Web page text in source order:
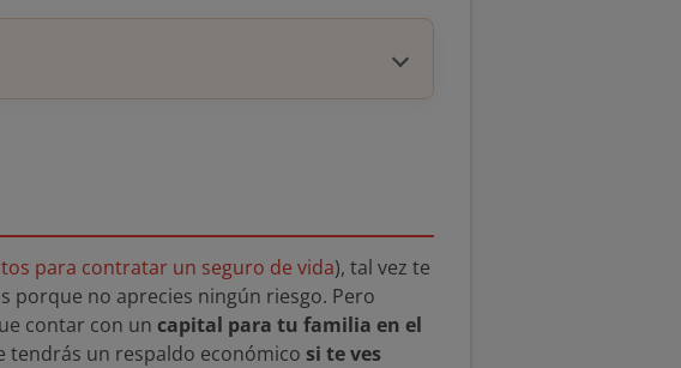
para contratar un seguro de vida), tal vez te
porque no aprecies ningún riesgo. Pero
contar con un capital para tu familia en el
tendrás un respaldo económico si te ves